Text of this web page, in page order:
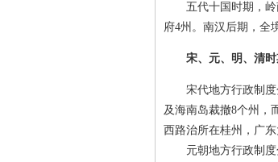
五代十国时期，岭南
府4州。南汉后期，全
宋、元、明、清
宋代地方行政制度分
及海南岛裁撤8个州，
西路治所在桂州，广
元朝地方行政制度分